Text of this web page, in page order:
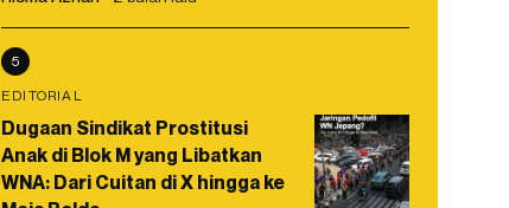
5
EDITORIAL
Dugaan Sindikat Prostitusi
Anak di Blok M yang Libatkan
WNA: Dari Cuitan di X hingga ke